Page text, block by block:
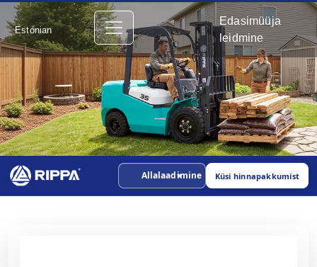
Estonian
Edasimüüja
leidmine
Allalaadimine Küsi hinnapakkumist